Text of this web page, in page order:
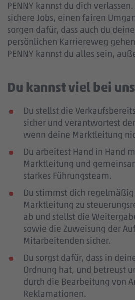
PENNY kannst du dich
sichere Jobs, einen fairen
sorgen dafür, dass auch du
persönlichen Karriereweg
PENNY kannst du alles sein,
Du kannst viel bei
Du stellst die
sicher und verantwortest
wenn deine Marktleitung
Du arbeitest Hand in Hand
Marktleitung und
starkes Führungsteam.
Du stimmst dich
Marktleitung zu
ab und stellst die
sowie die Zuweisung der
Mitarbeitenden sicher.
Du sorgst dafür, dass in
Ordnung hat, und betreust
durch die Bearbeitung von
Reklamationen.